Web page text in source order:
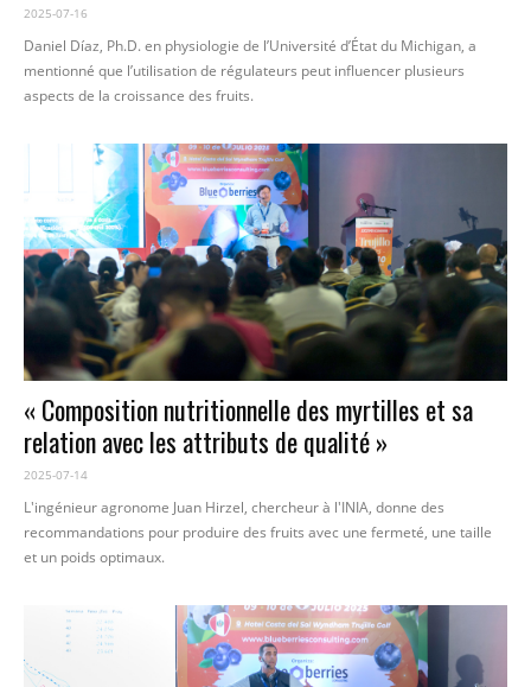
2025-07-16
Daniel Díaz, Ph.D. en physiologie de l’Université d’État du Michigan, a
mentionné que l’utilisation de régulateurs peut influencer plusieurs
aspects de la croissance des fruits.
« Composition nutritionnelle des myrtilles et sa
relation avec les attributs de qualité »
2025-07-14
L'ingénieur agronome Juan Hirzel, chercheur à l'INIA, donne des
recommandations pour produire des fruits avec une fermeté, une taille
et un poids optimaux.